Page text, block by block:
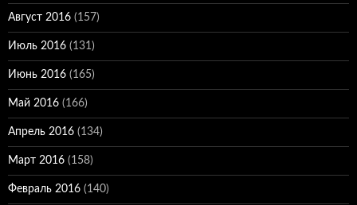
Август 2016 (157)
Июль 2016 (131)
Июнь 2016 (165)
Май 2016 (166)
Апрель 2016 (134)
Март 2016 (158)
Февраль 2016 (140)